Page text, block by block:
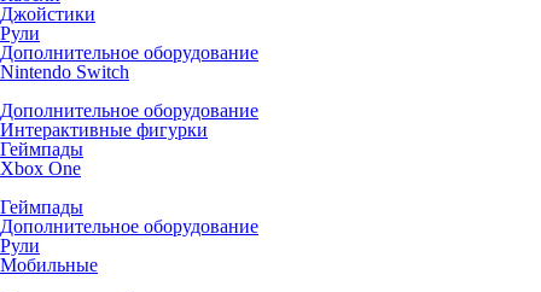
Джойстики
Рули
Дополнительное оборудование
Nintendo Switch
Дополнительное оборудование
Интерактивные фигурки
Геймпады
Xbox One
Геймпады
Дополнительное оборудование
Рули
Мобильные